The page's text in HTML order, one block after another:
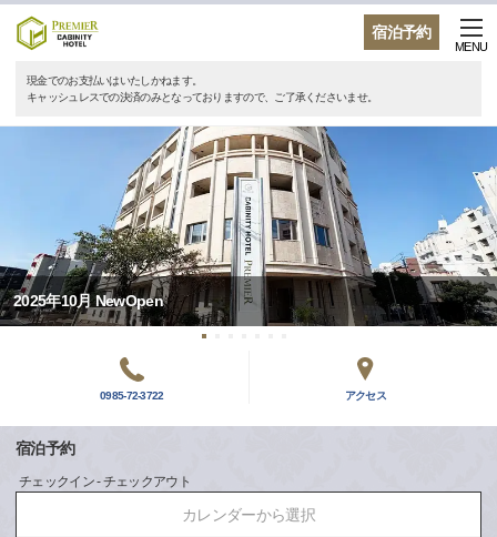
宿泊予約
MENU
現金でのお支払いはいたしかねます。
キャッシュレスでの決済のみとなっておりますので、ご了承くださいませ。
2025年10月 NewOpen
0985-72-3722 アクセス
宿泊予約
チェックイン - チェックアウト
カレンダーから選択